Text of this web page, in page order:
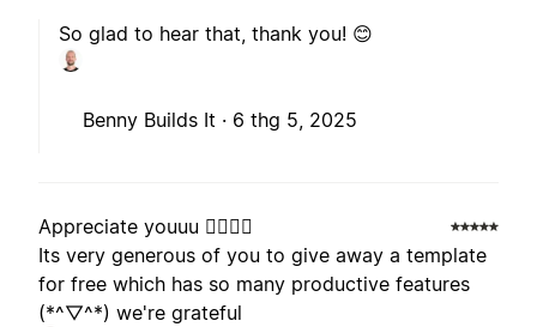
So glad to hear that, thank you! 😊
Benny Builds It · 6 thg 5, 2025
Appreciate youuu 🧙‍♂️🧙‍♂️
Its very generous of you to give away a template
for free which has so many productive features
(*^▽^*) we're grateful